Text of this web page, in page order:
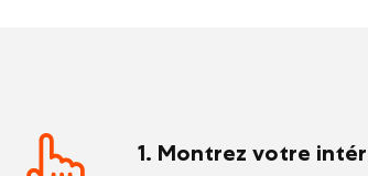
1. Montrez votre